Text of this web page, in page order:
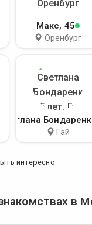
Макс, 45
Оренбург
Светлана
Гай
интересно
в